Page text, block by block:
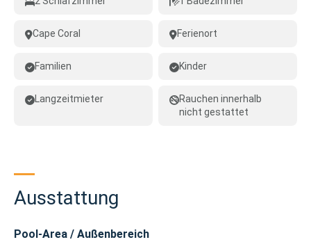
Cape Coral Ferienort
Familien Kinder
Langzeitmieter
Rauchen innerhalb
nicht gestattet
Ausstattung
Pool-Area / Außenbereich